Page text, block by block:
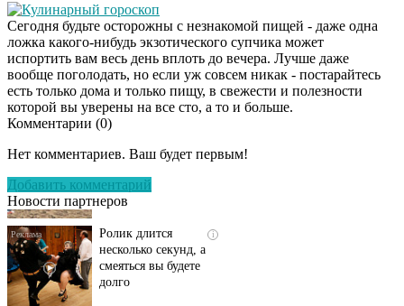
Кулинарный гороскоп
Сегодня будьте осторожны с незнакомой пищей - даже одна
ложка какого-нибудь экзотического супчика может
испортить вам весь день вплоть до вечера. Лучше даже
вообще поголодать, но если уж совсем никак - постарайтесь
есть только дома и только пищу, в свежести и полезности
которой вы уверены на все сто, а то и больше.
Комментарии (0)
Нет комментариев. Ваш будет первым!
Добавить комментарий
Новости партнеров
Скрытая камера на
люди вытворяют, когда
несколько секунд, а
смеяться вы будете
долго